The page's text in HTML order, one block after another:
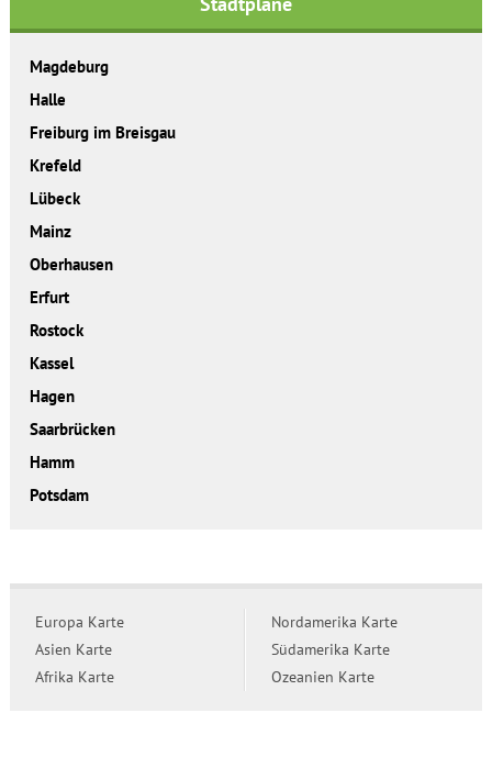
Magdeburg
Halle
Freiburg im Breisgau
Krefeld
Lübeck
Mainz
Oberhausen
Erfurt
Rostock
Kassel
Hagen
Saarbrücken
Hamm
Potsdam
Europa Karte
Asien Karte
Afrika Karte
Nordamerika Karte
Südamerika Karte
Ozeanien Karte